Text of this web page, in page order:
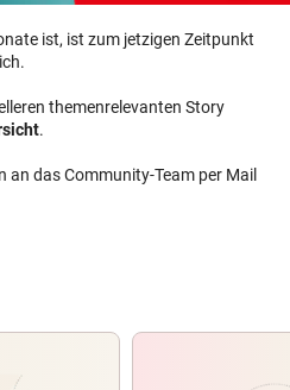
ist, ist zum jetzigen Zeitpunkt
themenrelevanten Story
.
an das Community-Team per Mail